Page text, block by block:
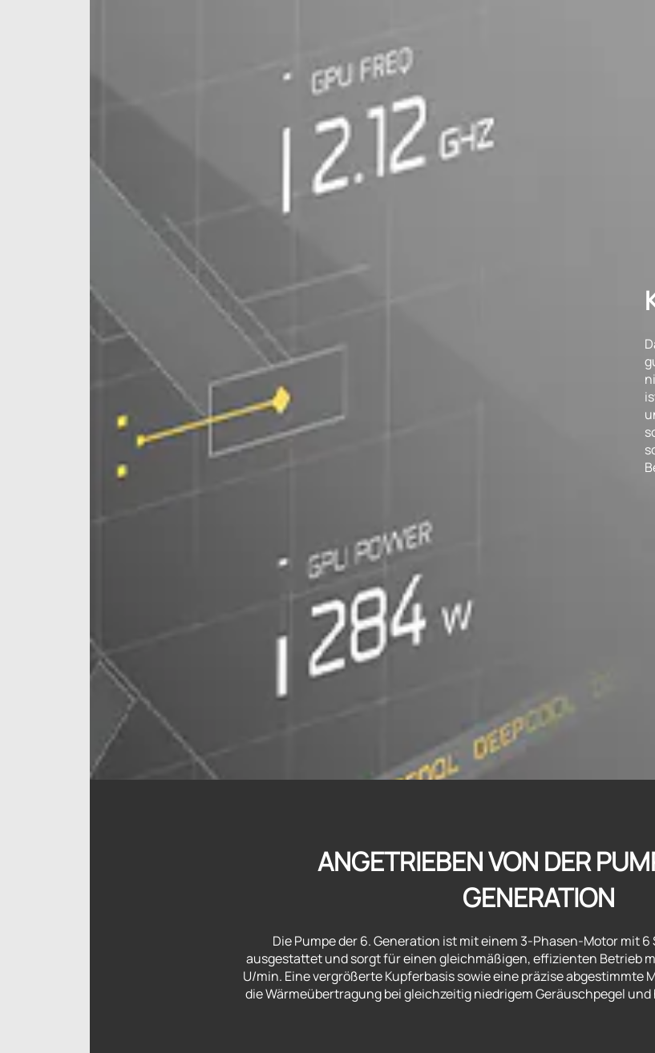
ANGETRIEBEN VON DER
GENERATION
Die Pumpe der 6. Generation ist mit einem 3-Phasen-Motor mit
ausgestattet und sorgt für einen gleichmäßigen, effizienten Betrieb
U/min. Eine vergrößerte Kupferbasis sowie eine präzise
die Wärmeübertragung bei gleichzeitig niedrigem Geräuschpegel